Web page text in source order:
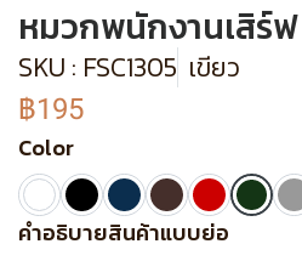
หมวกพนักงานเสิร์
SKU : FSC1305 เขียว
฿195
Color
คำอธิบายสินค้าแบบย่อ